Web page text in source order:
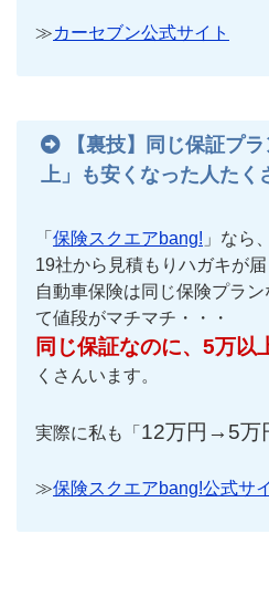
≫カーセブン公式サイト
【裏技】同じ保証プ
上」も安くなった人たく
「 保険スクエアbang! 」なら
19社から見積もりハガキが届
自動車保険は同じ保険プラ
て値段がマチマチ・・・
同じ保証なのに、5万以
くさんいます。
実際に私も「 12万円→5万
≫保険スクエアbang!公式サ